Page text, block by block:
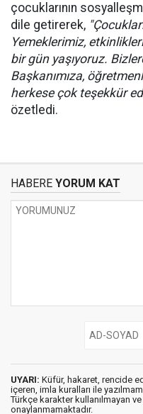
çocuklarının
dile getirerek,
Yemeklerimiz,
bir gün yaşıyoruz.
Başkanımıza,
herkese çok teşekkür
özetledi.
HABERE YORUM KAT
UYARI: Küfür, hakaret, rencide
içeren, imla kuralları ile
Türkçe karakter kullanılmayan
onaylanmamaktadır.